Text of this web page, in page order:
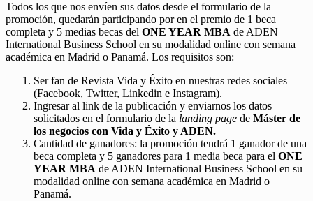
Todos los que nos envíen sus datos desde el formulario de la
promoción, quedarán participando por en el premio de 1 beca
completa y 5 medias becas del ONE YEAR MBA de ADEN
International Business School en su modalidad online con semana
académica en Madrid o Panamá. Los requisitos son:
Ser fan de Revista Vida y Éxito en nuestras redes sociales
(Facebook, Twitter, Linkedin e Instagram).
Ingresar al link de la publicación y enviarnos los datos
solicitados en el formulario de la landing page de Máster de
los negocios con Vida y Éxito y ADEN.
Cantidad de ganadores: la promoción tendrá 1 ganador de una
beca completa y 5 ganadores para 1 media beca para el ONE
YEAR MBA de ADEN International Business School en su
modalidad online con semana académica en Madrid o
Panamá.